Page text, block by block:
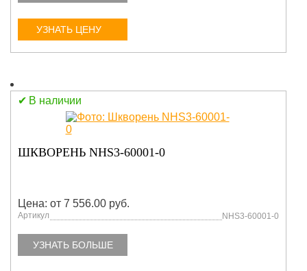
УЗНАТЬ ЦЕНУ
В наличии
ШКВОРЕНЬ NHS3-60001-0
Цена: от 7 556.00 руб.
Артикул NHS3-60001-0
УЗНАТЬ БОЛЬШЕ